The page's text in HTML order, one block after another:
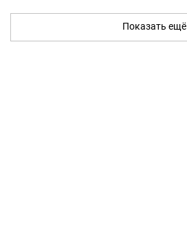
Показать ещё